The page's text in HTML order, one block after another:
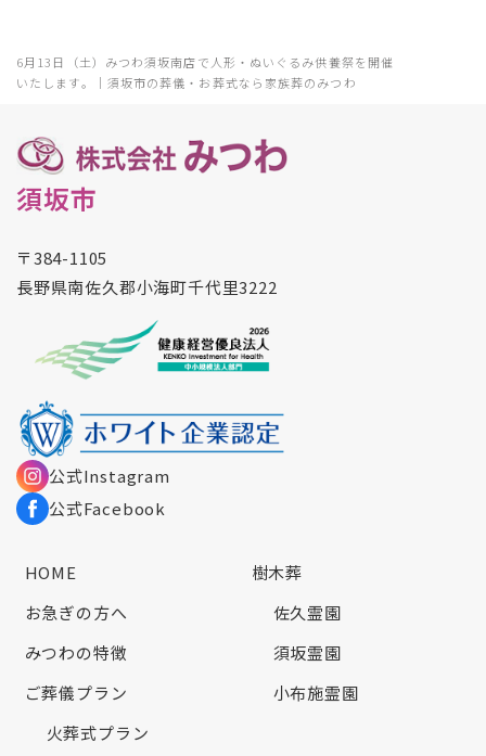
6月13日（土）みつわ須坂南店で人形・ぬいぐるみ供養祭を開催
いたします。｜須坂市の葬儀・お葬式なら家族葬のみつわ
須坂市
〒384-1105
長野県南佐久郡小海町千代里3222
公式Instagram
公式Facebook
HOME
お急ぎの方へ
みつわの特徴
ご葬儀プラン
火葬式プラン
樹木葬
佐久霊園
須坂霊園
小布施霊園